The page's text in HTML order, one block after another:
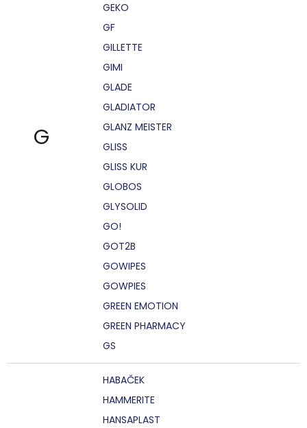
G
GEKO
GF
GILLETTE
GIMI
GLADE
GLADIATOR
GLANZ MEISTER
GLISS
GLISS KUR
GLOBOS
GLYSOLID
GO!
GOT2B
GOWIPES
GOWPIES
GREEN EMOTION
GREEN PHARMACY
GS
HABAČEK
HAMMERITE
HANSAPLAST